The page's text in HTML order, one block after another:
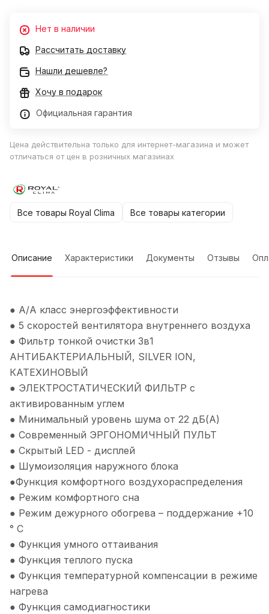
Нет в наличии
Рассчитать доставку
Нашли дешевле?
Хочу в подарок
Официальная гарантия
Цена действительна только для интернет-магазина и может
отличаться от цен в розничных магазинах
Все товары Royal Clima Все товары категории
Описание Характеристики Документы Отзывы
● A/A класс энергоэффективности
● 5 скоростей вентилятора внутреннего воздуха
● Фильтр тонкой очистки 3в1
АНТИБАКТЕРИАЛЬНЫЙ, SILVER ION,
КАТЕХИНОВЫЙ
● ЭЛЕКТРОСТАТИЧЕСКИЙ ФИЛЬТР с
активированным углем
● Минимальный уровень шума от 22 дБ(А)
● Современный ЭРГОНОМИЧНЫЙ ПУЛЬТ
● Скрытый LED - дисплей
● Шумоизоляция наружного блока
●Функция комфортного воздухораспределения
● Режим комфортного сна
● Режим дежурного обогрева – поддержание +10
° C
● Функция умного оттаивания
● Функция теплого пуска
● Функция температурной компенсации в режиме
нагрева
● Функция самодиагностики